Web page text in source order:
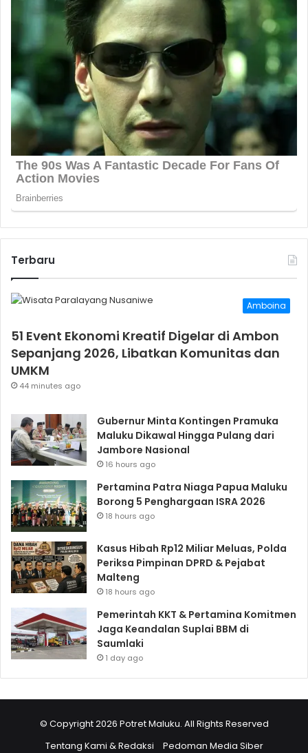
Terbaru
Amboina
51 Event Ekonomi Kreatif Digelar di Ambon
Sepanjang 2026, Libatkan Komunitas dan
UMKM
44 minutes ago
Gubernur Minta Kontingen Pramuka
Maluku Dikawal Hingga Pulang dari
Jambore Nasional
16 hours ago
Pertamina Patra Niaga Papua Maluku
Borong 5 Penghargaan ISRA 2026
18 hours ago
Kasus Hibah Rp12 Miliar Meluas, Polda
Periksa Pimpinan DPRD & Pejabat
Malteng
18 hours ago
Pemerintah KKT & Pertamina Komitmen
Jaga Keandalan Suplai BBM di
Saumlaki
1 day ago
© Copyright 2026 Potret Maluku. All Rights Reserved
Tentang Kami & Redaksi
Pedoman Media Siber